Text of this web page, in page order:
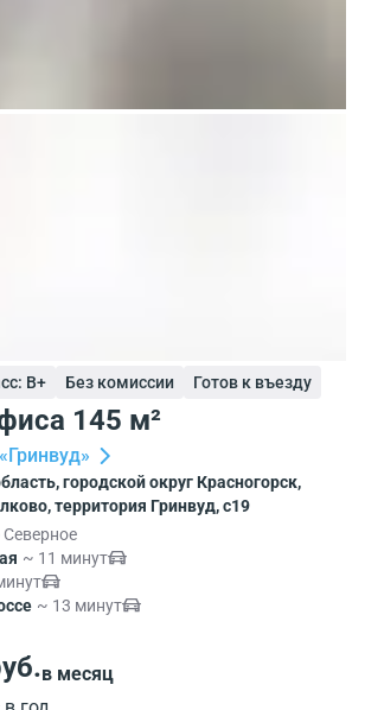
B+ Без комиссии Готов к въезду
145 м²
городской округ Красногорск,
территория Гринвуд, с19
~ 11 минут
~ 13 минут
в месяц